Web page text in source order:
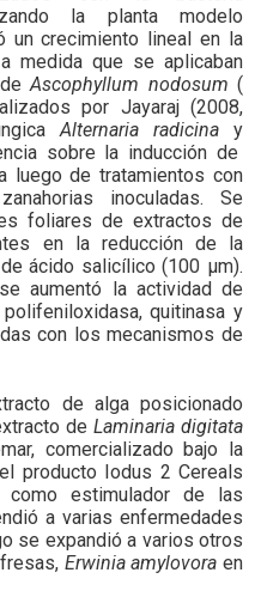
la planta modelo
un crecimiento lineal en la
medida que se aplicaban
deAscophyllum nodosum (
por Jayaraj (2008,
Alternaria radicinay
sobre la inducción de
luego de tratamientos con
inoculadas. Se
foliares de extractos de
en la reducción de la
ácido salicílico (100 µm).
aumentó la actividad de
quitinasa y
con los mecanismos de
de alga posicionado
de Laminaria digitata
comercializado bajo la
producto Iodus 2 Cereals
estimulador de las
a varias enfermedades
se expandió a varios otros
Erwinia amylovora en